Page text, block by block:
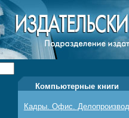
Компьютерные книги
Кадры. Офис.